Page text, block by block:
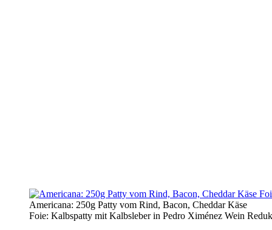
Americana: 250g Patty vom Rind, Bacon, Cheddar Käse
Foie: Kalbspatty mit Kalbsleber in Pedro Ximénez Wein